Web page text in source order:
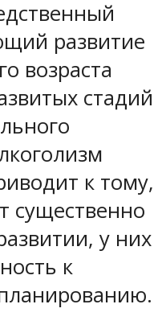
развитие
возраста
стадий
к тому,
существенно
у них
к